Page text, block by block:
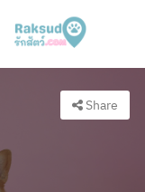
Share